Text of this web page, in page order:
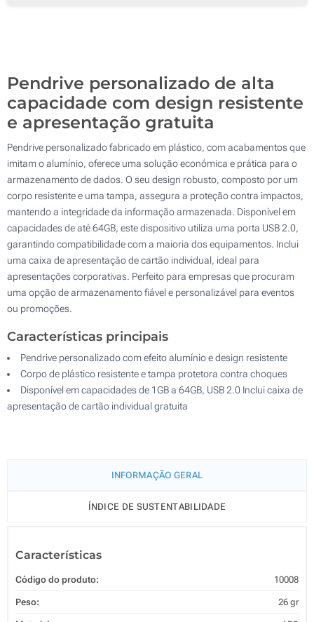
Pendrive personalizado de alta
capacidade com design resistente
e apresentação gratuita
Pendrive personalizado fabricado em plástico, com acabamentos que
imitam o alumínio, oferece uma solução económica e prática para o
armazenamento de dados. O seu design robusto, composto por um
corpo resistente e uma tampa, assegura a proteção contra impactos,
mantendo a integridade da informação armazenada. Disponível em
capacidades de até 64GB, este dispositivo utiliza uma porta USB 2.0,
garantindo compatibilidade com a maioria dos equipamentos. Inclui
uma caixa de apresentação de cartão individual, ideal para
apresentações corporativas. Perfeito para empresas que procuram
uma opção de armazenamento fiável e personalizável para eventos
ou promoções.
Características principais
Pendrive personalizado com efeito alumínio e design resistente
Corpo de plástico resistente e tampa protetora contra choques
Disponível em capacidades de 1GB a 64GB, USB 2.0 Inclui caixa de
apresentação de cartão individual gratuita
INFORMAÇÃO GERAL
ÍNDICE DE SUSTENTABILIDADE
Características
Código do produto: 10008
Peso: 26 gr